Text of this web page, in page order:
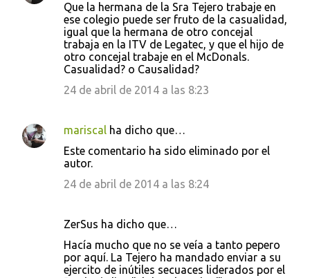
Que la hermana de la Sra Tejero trabaje en
ese colegio puede ser fruto de la casualidad,
igual que la hermana de otro concejal
trabaja en la ITV de Legatec, y que el hijo de
otro concejal trabaje en el McDonals.
Casualidad? o Causalidad?
24 de abril de 2014 a las 8:23
mariscal ha dicho que…
Este comentario ha sido eliminado por el
autor.
24 de abril de 2014 a las 8:24
ZerSus ha dicho que…
Hacía mucho que no se veía a tanto pepero
por aquí. La Tejero ha mandado enviar a su
ejercito de inútiles secuaces liderados por el